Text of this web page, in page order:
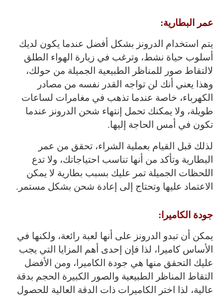
عمر البطارية:
يتم استخدام الدرونز بشكل أفضل عندما يكون لديك
أسلوب حياة نشط، وترغب في زيارة الهواء الطلق
لالتقاط صور للمناظر الطبيعية الجميلة من حولك،
وهذا يعني أنك لن تواجه القدر نفسه من مصادر
الكهرباء، خاصة عندما تذهب في مغامرات لساعات
طويلة، ولا يمكنك تحمل إنتهاء شحن الدرونز عندما
تكون في أمس الحاجة إليها.
لذلك قبل القيام بعملية الشراء، تحقق من عمر
البطارية وتأكد من أنها تناسب احتياجاتك، ولا تدع
اللحظات الجميلة تمر عليك بسبب بطارية لا يمكن
الاعتماد عليها وتحتاج إلى إعادة شحن بشكل مستمر.
جودة الكاميرا:
يمكن أن تبدو الدرونز على أنها لعبة رائعة، ولكنها في
الأساس كاميرا، لذا فإن إحدى أهم المزايا التي يجب
عليك التحقق منها هي جودة الكاميرا، ومن الأفضل
التقاط المناظر الطبيعية والصور الكبيرة الحجم بدقة
عالية، لذا اختر الكاميرات ذات الدقة العالية للحصول